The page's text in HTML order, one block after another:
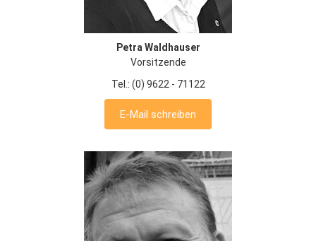
Petra Waldhauser
Vorsitzende
Tel.: (0) 9622 - 71122
E-Mail schreiben